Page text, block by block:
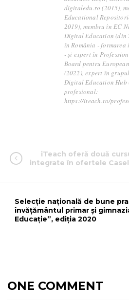
digitaledu.ro (2015),
Educational
2019), membru în EC
Digital Education (din
în România -
- și expert în
Board pentru
(2022), expert în
Digital Education
profesional:
https://iteach.ro/
iTeach oferă două
integrate în ofertele
Selecție națională de bune
învățământul primar și
Educație”, ediția 2020
ONE COMMENT